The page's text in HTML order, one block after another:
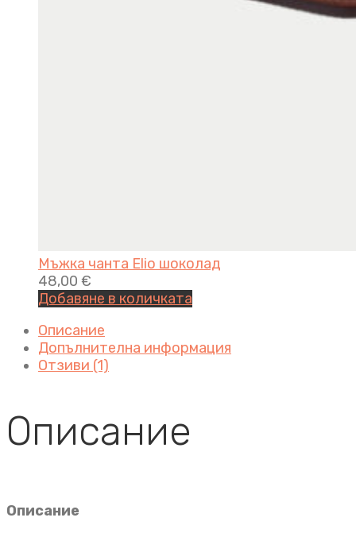
Мъжка чанта Elio шоколад
48,00 €
Добавяне в количката
Описание
Допълнителна информация
Отзиви (1)
Описание
Описание